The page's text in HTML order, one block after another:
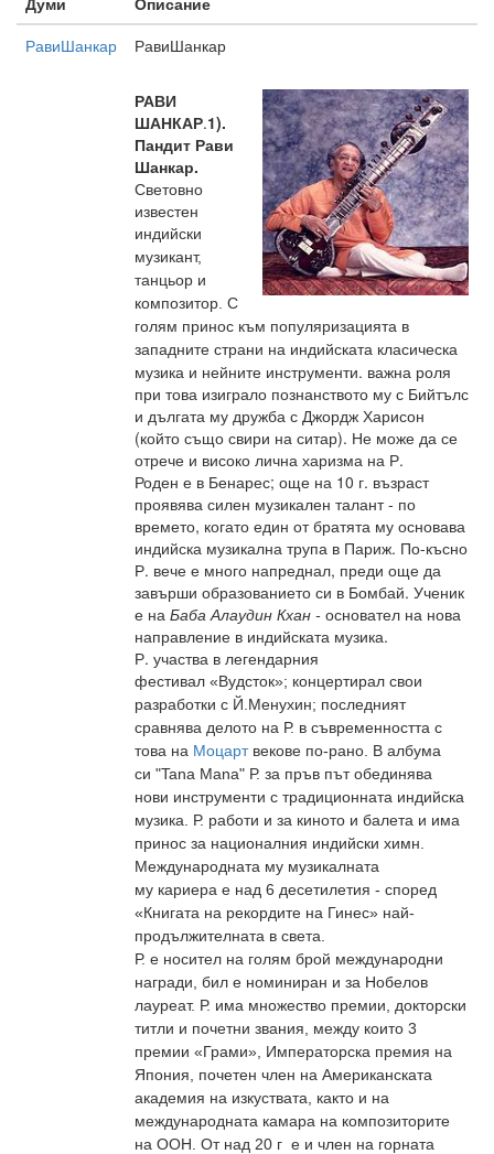
РавиШанкар
РавиШанкар
РАВИ
ШАНКАР.1).
Пандит Рави
Шанкар.
Световно
известен
индийски
музикант,
танцьор и
композитор. С
голям принос към популяризацията в
западните страни на индийската класическа
музика и нейните инструменти. важна роля
при това изиграло познанството му с Бийтълс
и дългата му дружба с Джордж Харисон
(който също свири на ситар). Не може да се
отрече и високо лична харизма на Р.
Роден е в Бенарес; още на 10 г. възраст
проявява силен музикален талант - по
времето, когато един от братята му основава
индийска музикална трупа в Париж. По-късно
Р. вече е много напреднал, преди още да
завърши образованието си в Бомбай. Ученик
е на Баба Алаудин Кхан - основател на нова
направление в индийската музика.
Р. участва в легендарния
фестивал «Вудсток»; концертирал свои
разработки с Й.Менухин; последният
сравнява делото на Р. в съвременността с
това на Моцартвекове по-рано. В албума
си "Tana Mana" Р. за пръв път обединява
нови инструменти с традиционната индийска
музика. Р. работи и за киното и балета и има
принос за националния индийски химн.
Международната му музикалната
му кариера е над 6 десетилетия - според
«Книгата на рекордите на Гинес» най-
продължителната в света.
Р. е носител на голям брой международни
награди, бил е номиниран и за Нобелов
лауреат. Р. има множество премии, докторски
титли и почетни звания, между които 3
премии «Грами», Императорска премия на
Япония, почетен член на Американската
академия на изкуствата, както и на
международната камара на композиторите
на ООН . От над 20 г е и член на горната